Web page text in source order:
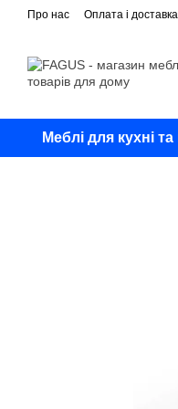
Перейти до основного
Про нас Оплата і доставка
Меблі для кухні та